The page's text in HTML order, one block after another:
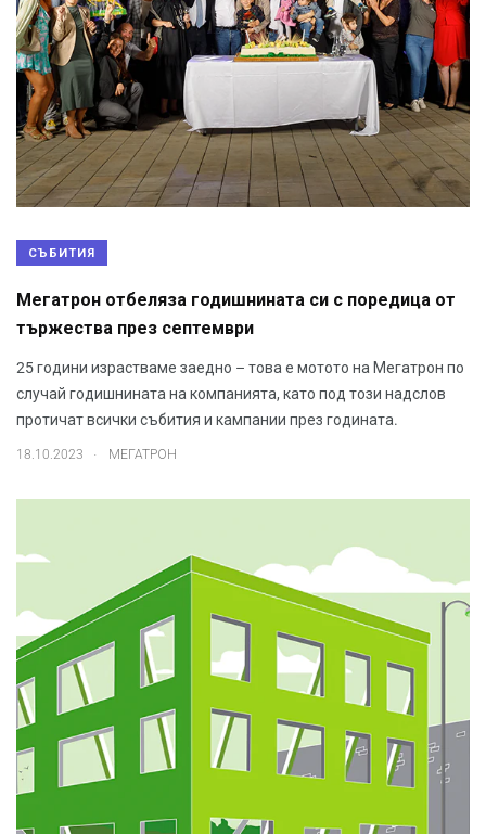
СЪБИТИЯ
Мегатрон отбеляза годишнината си с поредица от
тържества през септември
25 години израстваме заедно – това е мотото на Мегатрон по
случай годишнината на компанията, като под този надслов
протичат всички събития и кампании през годината.
18.10.2023 МЕГАТРОН